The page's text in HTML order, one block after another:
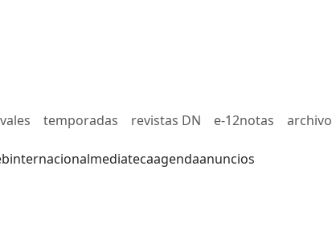
temporadas revistas DN e-12notas archivo
internacionalmediatecaagendaanuncios